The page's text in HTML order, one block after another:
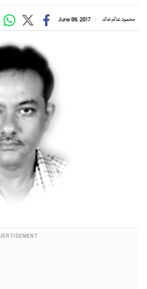
محمود عالم خالد June 08, 2017